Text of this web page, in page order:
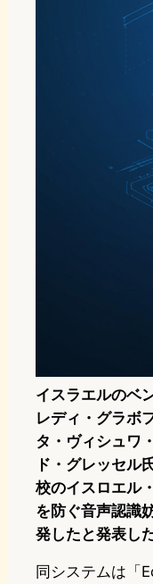
イスラエルのベ
レディ・グラボ
タ・ヴィシュワ
ド・グレッセル
校のイスロエル
を防ぐ音声認識
発したと発表した
同システムは「